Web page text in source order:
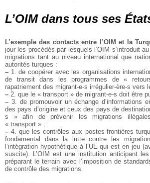
L’OIM dans tous ses
L’exemple des contacts entre l’OIM et la
jour les procédés par lesquels l’OIM s’introduit
migrations tant au niveau international que
autorités turques :
– 1. de coopérer avec les organisations
de transit dans les programmes de «
rapatriement des migrant-e-s irrégulier-ère-s vers
– 2. que le « transport » de migrant-e-s doit être
– 3. de promouvoir un échange d’informations
des pays d’origine et ceux des pays de
s » afin de prévenir les migrations
« transport » ;
– 4. que les contrôles aux postes-frontières
fondamental dans la lutte contre les
l’intégration hypothétique à l’UE qui est en jeu
suscite). L’OIM est une institution anticipant
préparant le terrain avec l’imposition de
de contrôle des migrations.